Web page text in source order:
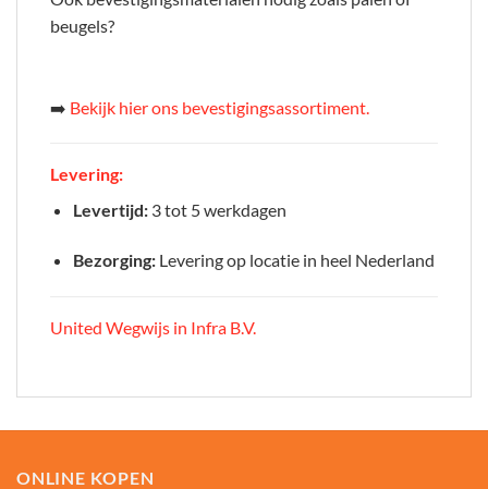
beugels?
➡️ Bekijk hier ons bevestigingsassortiment.
Levering:
Levertijd:3 tot 5 werkdagen
Bezorging:Levering op locatie in heel Nederland
United Wegwijs in Infra B.V.
ONLINE KOPEN